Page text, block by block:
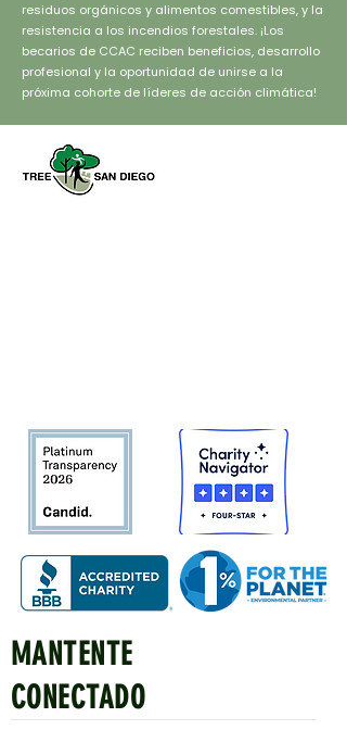
residuos orgánicos y alimentos comestibles, y la
resistencia a los incendios forestales. ¡Los
becarios de CCAC reciben beneficios, desarrollo
profesional y la oportunidad de unirse a la
próxima cohorte de líderes de acción climática!
MANTENTE
CONECTADO